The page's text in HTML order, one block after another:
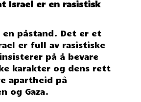
Israel er en rasistisk
en påstand. Det er et
er full av rasistiske
på å bevare
karakter og dens rett
apartheid på
og Gaza.